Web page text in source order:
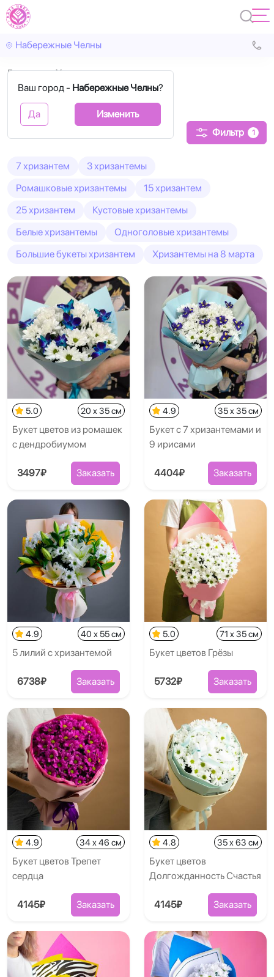
Набережные Челны
Ваш город - Набережные Челны?
Да Изменить
Главная Хризантемы
Хризантемы
Фильтр 1
7 хризантем
3 хризантемы
Ромашковые хризантемы
15 хризантем
25 хризантем
Кустовые хризантемы
Белые хризантемы
Одноголовые хризантемы
Большие букеты хризантем
Хризантемы на 8 марта
5.0 20 x 35 см
Букет цветов из ромашек
с дендробиумом
3497₽ Заказать
4.9 35 x 35 см
Букет с 7 хризантемами и
9 ирисами
4404₽ Заказать
4.9 40 x 55 см
5 лилий с хризантемой
6738₽ Заказать
5.0 71 x 35 см
Букет цветов Грёзы
5732₽ Заказать
4.9 34 x 46 см
Букет цветов Трепет
сердца
4145₽ Заказать
4.8 35 x 63 см
Букет цветов
Долгожданность Счастья
4145₽ Заказать